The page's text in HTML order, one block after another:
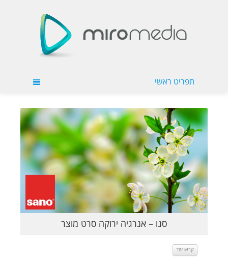
תפריט ראשי
קראו עוד
סנו – אנרגיה ירוקה סרט מוצר
קראו עוד